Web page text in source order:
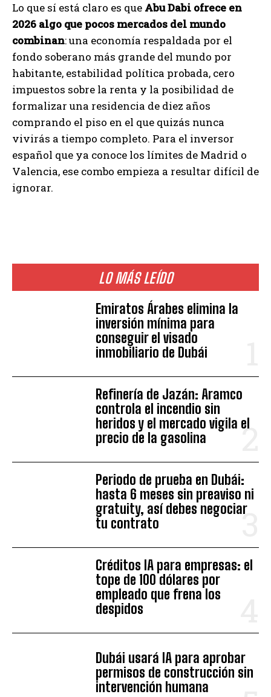
LO MÁS LEÍDO
Emiratos Árabes elimina la
inversión mínima para
conseguir el visado
inmobiliario de Dubái
Refinería de Jazán: Aramco
controla el incendio sin
heridos y el mercado vigila el
precio de la gasolina
Periodo de prueba en Dubái:
hasta 6 meses sin preaviso ni
gratuity, así debes negociar
tu contrato
Créditos IA para empresas: el
tope de 100 dólares por
empleado que frena los
despidos
Dubái usará IA para aprobar
permisos de construcción sin
intervención humana
Lo que sí está claro es que Abu Dabi ofrece en
2026 algo que pocos mercados del mundo
combinan: una economía respaldada por el
fondo soberano más grande del mundo por
habitante, estabilidad política probada, cero
impuestos sobre la renta y la posibilidad de
formalizar una residencia de diez años
comprando el piso en el que quizás nunca
vivirás a tiempo completo. Para el inversor
español que ya conoce los límites de Madrid o
Valencia, ese combo empieza a resultar difícil de
ignorar.